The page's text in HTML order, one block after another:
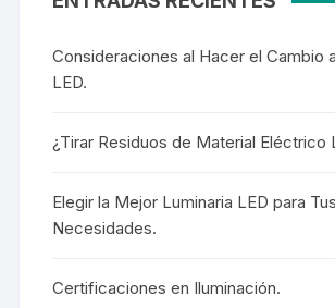
Consideraciones al Hacer el Cambio
LED.
¿Tirar Residuos de Material Eléctrico
Elegir la Mejor Luminaria LED para Tus
Necesidades.
Certificaciones en Iluminación.